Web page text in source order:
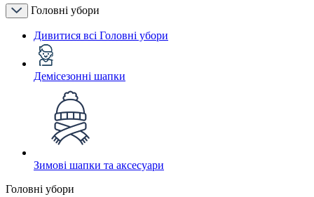
Головні убори
Дивитися всі Головні убори
Демісезонні шапки
Зимові шапки та аксесуари
Головні убори